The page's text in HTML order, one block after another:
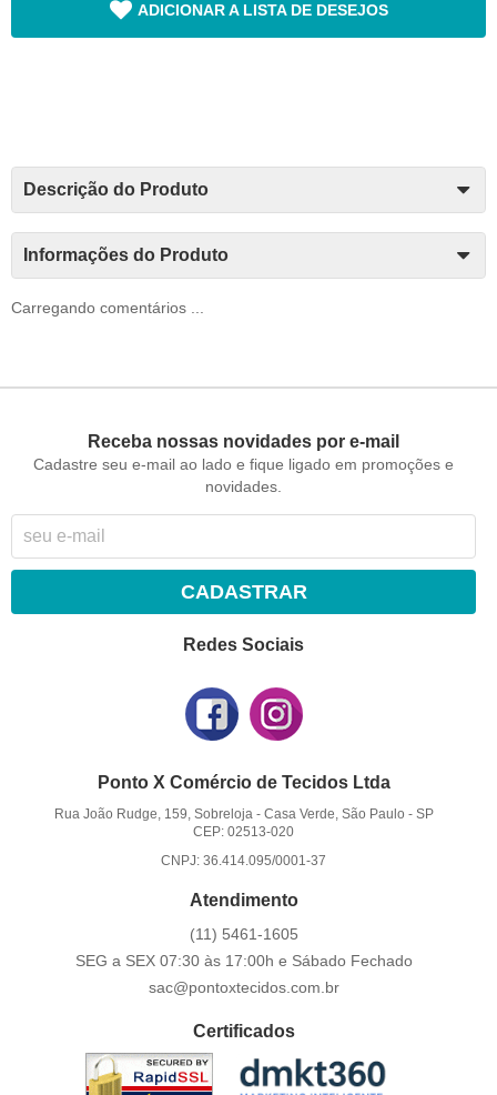
ADICIONAR A LISTA DE DESEJOS
Descrição do Produto
Informações do Produto
Carregando comentários ...
Receba nossas novidades por e-mail
Cadastre seu e-mail ao lado e fique ligado em promoções e
novidades.
CADASTRAR
Redes Sociais
Ponto X Comércio de Tecidos Ltda
Rua João Rudge, 159, Sobreloja- Casa Verde, São Paulo - SP
CEP: 02513-020
CNPJ: 36.414.095/0001-37
Atendimento
(11) 5461-1605
SEG a SEX 07:30 às 17:00h e Sábado Fechado
sac@pontoxtecidos.com.br
Certificados